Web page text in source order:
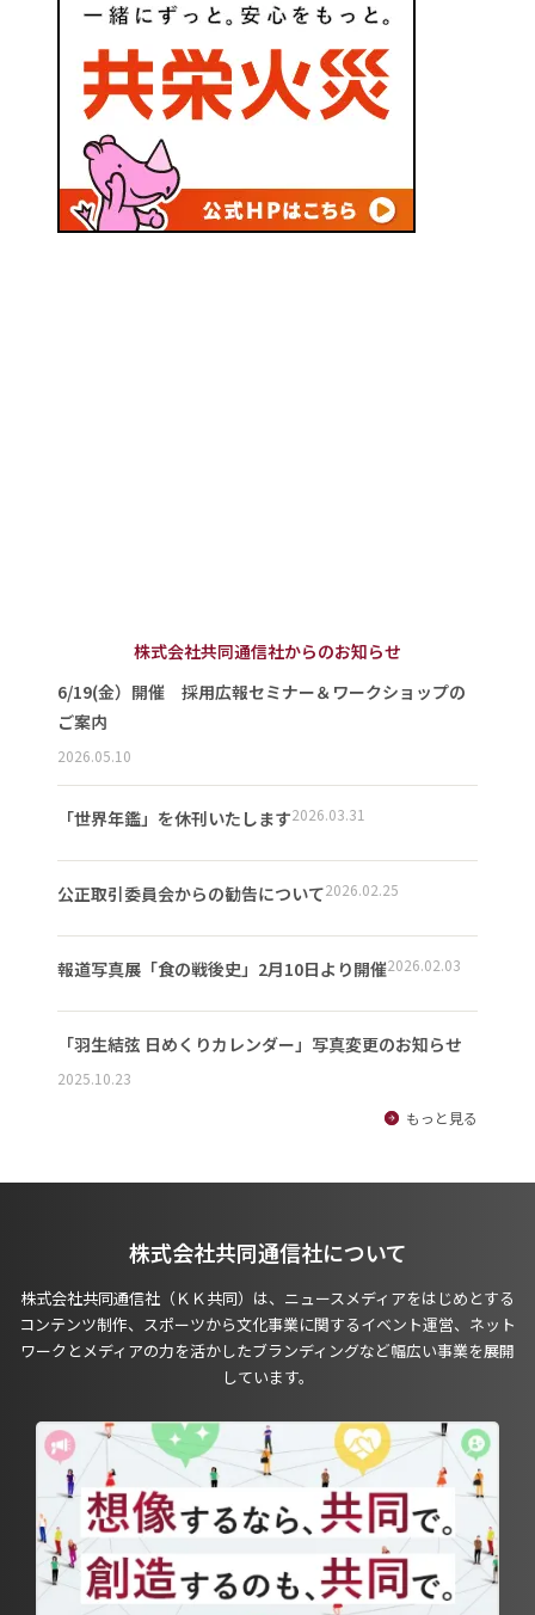
株式会社共同通信社からのお知らせ
6/19(金）開催 採用広報セミナー＆ワークショップの
ご案内
2026.05.10
「世界年鑑」を休刊いたします2026.03.31
公正取引委員会からの勧告について2026.02.25
報道写真展「食の戦後史」2月10日より開催2026.02.03
「羽生結弦 日めくりカレンダー」写真変更のお知らせ
2025.10.23
もっと見る
株式会社共同通信社について
株式会社共同通信社（ＫＫ共同）は、ニュースメディアをはじめとする
コンテンツ制作、スポーツから文化事業に関するイベント運営、ネット
ワークとメディアの力を活かしたブランディングなど幅広い事業を展開
しています。